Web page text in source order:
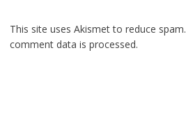
This site uses Akismet to reduce spam.
comment data is processed.